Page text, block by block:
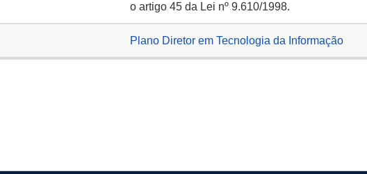
o artigo 45 da Lei nº 9.610/1998.
Plano Diretor em Tecnologia da Informação